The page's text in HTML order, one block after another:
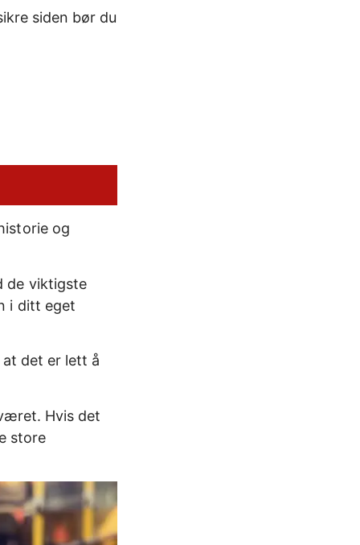
siden bør du
og
de viktigste
i ditt eget
det er lett å
Hvis det
store